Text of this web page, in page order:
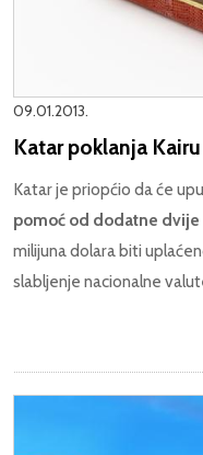
09.01.2013.
Katar poklanja
Katar je priopćio da će
pomoć od dodatne
milijuna dolara biti
slabljenje nacionalne